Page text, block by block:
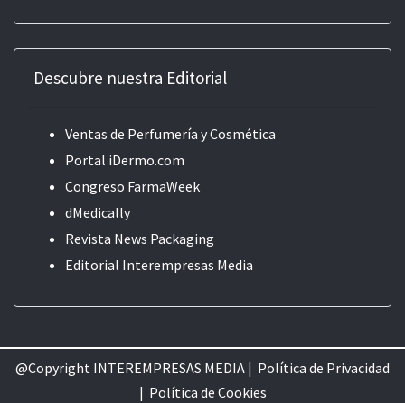
Descubre nuestra Editorial
Ventas de Perfumería y Cosmética
Portal iDermo.com
Congreso FarmaWeek
dMedically
Revista News Packaging
Editorial Interempresas Media
@Copyright INTEREMPRESAS MEDIA | Política de Privacidad
| Política de Cookies